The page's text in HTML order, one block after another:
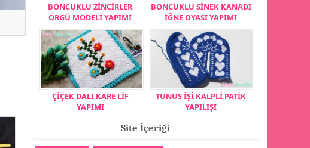
BONCUKLU ZİNCİRLER
ÖRGÜ MODELİ YAPIMI
BONCUKLU SİNEK KANADI
İĞNE OYASI YAPIMI
ÇİÇEK DALI KARE LİF
YAPIMI
TUNUS İŞİ KALPLİ PATİK
YAPILIŞI
Site İçeriği